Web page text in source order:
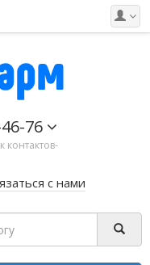
76
контактов-
с нами